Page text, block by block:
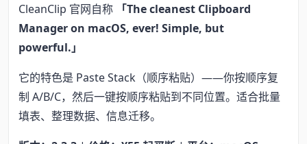
CleanClip 官网自称
「The cleanest Clipboard
Manager on macOS, ever! Simple, but
powerful.」
它的特色是 Paste Stack（顺序粘贴）——你按顺序复
制 A/B/C，然后一键按顺序粘贴到不同位置。适合批量
填表、整理数据、信息迁移。